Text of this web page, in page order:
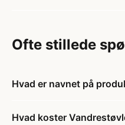
Ofte stillede
Hvad er navnet på
Hvad koster